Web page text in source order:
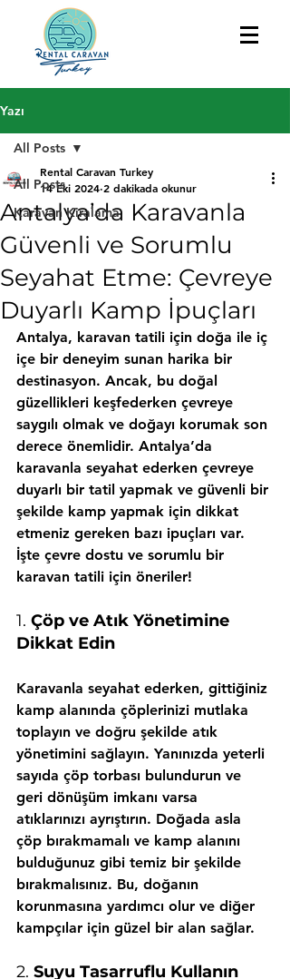
Yazı
All Posts
Karavan Kiralama
All Posts
Antalya’da Karavanla
Güvenli ve Sorumlu
Seyahat Etme: Çevreye
Duyarlı Kamp İpuçları
Rental Caravan Turkey
14 Eki 2024 2 dakikada okunur
Antalya, karavan tatili için doğa ile iç
içe bir deneyim sunan harika bir
destinasyon. Ancak, bu doğal
güzellikleri keşfederken çevreye
saygılı olmak ve doğayı korumak son
derece önemlidir. Antalya’da
karavanla seyahat ederken çevreye
duyarlı bir tatil yapmak ve güvenli bir
şekilde kamp yapmak için dikkat
etmeniz gereken bazı ipuçları var.
İşte çevre dostu ve sorumlu bir
karavan tatili için öneriler!
1. Çöp ve Atık Yönetimine
Dikkat Edin
Karavanla seyahat ederken, gittiğiniz
kamp alanında çöplerinizi mutlaka
toplayın ve doğru şekilde atık
yönetimini sağlayın. Yanınızda yeterli
sayıda çöp torbası bulundurun ve
geri dönüşüm imkanı varsa
atıklarınızı ayrıştırın. Doğada asla
çöp bırakmamalı ve kamp alanını
bulduğunuz gibi temiz bir şekilde
bırakmalısınız. Bu, doğanın
korunmasına yardımcı olur ve diğer
kampçılar için güzel bir alan sağlar.
2. Suyu Tasarruflu Kullanın